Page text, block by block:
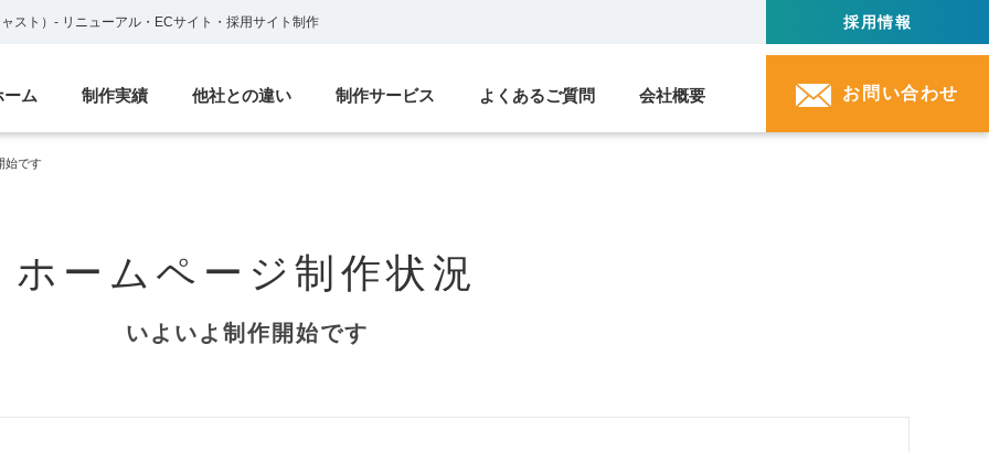
スト）- リニューアル・ECサイト・採用サイト制作
ーム 制作実績 他社との違い 制作サービス よくあるご質問 会社概要
採用情報
お問い合わせ
始です
ホームページ制作状況
いよいよ制作開始です